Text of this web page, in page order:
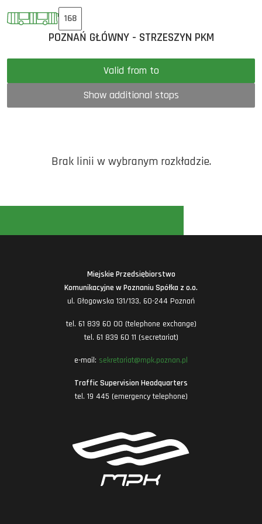
168
POZNAŃ GŁÓWNY - STRZESZYN PKM
Valid from to
Show additional stops
Brak linii w wybranym rozkładzie.
Miejskie Przedsiębiorstwo
Komunikacyjne w Poznaniu Spółka z o.o.
ul. Głogowska 131/133, 60-244 Poznań
tel. 61 839 60 00 (telephone exchange)
tel. 61 839 60 11 (secretariat)
e-mail: sekretariat@mpk.poznan.pl
Traffic Supervision Headquarters
tel. 19 445 (emergency telephone)